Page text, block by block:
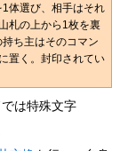
体選び、相手はそれ
札の上から1枚を裏
ち主はそのコマン
置く。封印されてい
は特殊文字